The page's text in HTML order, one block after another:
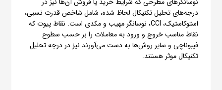
درجه‌های تحلیل تکنیکال لحاظ شده، شامل شاخص قدرت نسبی،
استوکاستیک، CCI، نوسانگر مهیب و مکدی است. نقاط پیوت که
نقاط مناسب خروج و ورود به معاملات را بر حسب سطوح
فیبوناچی و سایر روش‌ها به دست می‌آورند نیز در درجه تحلیل
تکنیکال موثر هستند.